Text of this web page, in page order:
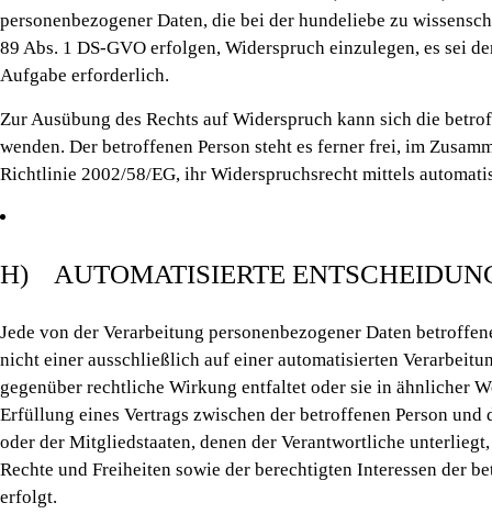
personenbezogener Daten, die bei der hundeliebe zu
89 Abs. 1 DS-GVO erfolgen, Widerspruch einzulegen, es sei
Aufgabe erforderlich.
Zur Ausübung des Rechts auf Widerspruch kann sich die
wenden. Der betroffenen Person steht es ferner frei, im
Richtlinie 2002/58/EG, ihr Widerspruchsrecht mittels
H) AUTOMATISIERTE
Jede von der Verarbeitung personenbezogener Daten
nicht einer ausschließlich auf einer automatisierten
gegenüber rechtliche Wirkung entfaltet oder sie in ähnlicher
Erfüllung eines Vertrags zwischen der betroffenen Person
oder der Mitgliedstaaten, denen der Verantwortliche
Rechte und Freiheiten sowie der berechtigten Interessen der
erfolgt.